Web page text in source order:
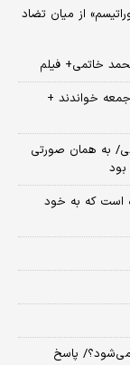
از میان تضاد
خاتمی+ فیلم
جمعه خواندند +
به همان صورتی
بود
است که به خود
می‌شود؟/ پاسخ